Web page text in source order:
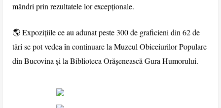
mândri prin rezultatele lor excepționale.
🌎 Expozițiile ce au adunat peste 300 de graficieni din 62 de
tări se pot vedea în continuare la Muzeul Obiceiurilor Populare
din Bucovina și la Biblioteca Orășenească Gura Humorului.